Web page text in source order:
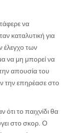
να
καταλυτική για
έλεγχο των
να μη μπορεί να
απουσία του
την επηρέασε στο
ότι το παιχνίδι θα
στο σκορ. Ο